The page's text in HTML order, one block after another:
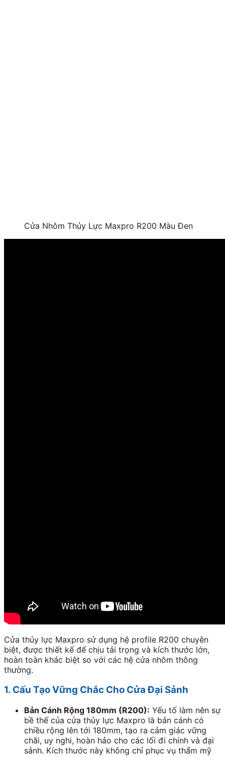
Cửa Nhôm Thủy Lực Maxpro R200 Màu Đen
Cửa thủy lực Maxpro sử dụng hệ profile R200 chuyên
biệt, được thiết kế để chịu tải trọng và kích thước lớn,
hoàn toàn khác biệt so với các hệ cửa nhôm thông
thường.
1. Cấu Tạo Vững Chắc Cho Cửa Đại Sảnh
Bản Cánh Rộng 180mm (R200): Yếu tố làm nên sự
bề thế của cửa thủy lực Maxpro là bản cánh có
chiều rộng lên tới 180mm, tạo ra cảm giác vững
chãi, uy nghi, hoàn hảo cho các lối đi chính và đại
sảnh. Kích thước này không chỉ phục vụ thẩm mỹ